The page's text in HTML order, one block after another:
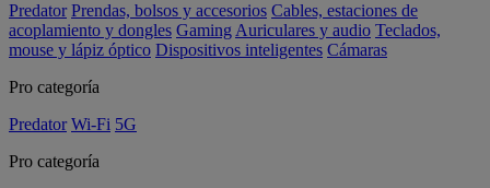
Predator Prendas, bolsos y accesorios Cables, estaciones de
acoplamiento y dongles Gaming Auriculares y audio Teclados,
mouse y lápiz óptico Dispositivos inteligentes Cámaras
Pro categoría
Predator Wi-Fi 5G
Pro categoría